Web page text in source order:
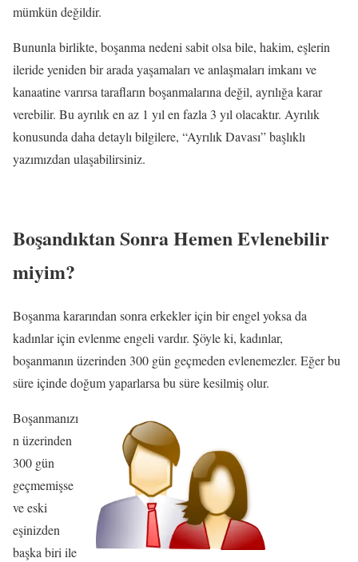
mümkün değildir.
Bununla birlikte, boşanma nedeni sabit olsa bile, hakim, eşlerin
ileride yeniden bir arada yaşamaları ve anlaşmaları imkanı ve
kanaatine varırsa tarafların boşanmalarına değil, ayrılığa karar
verebilir. Bu ayrılık en az 1 yıl en fazla 3 yıl olacaktır. Ayrılık
konusunda daha detaylı bilgilere, “Ayrılık Davası” başlıklı
yazımızdan ulaşabilirsiniz.
Boşandıktan Sonra Hemen Evlenebilir
miyim?
Boşanma kararından sonra erkekler için bir engel yoksa da
kadınlar için evlenme engeli vardır. Şöyle ki, kadınlar,
boşanmanın üzerinden 300 gün geçmeden evlenemezler. Eğer bu
süre içinde doğum yaparlarsa bu süre kesilmiş olur.
Boşanmanızı
n üzerinden
300 gün
geçmemişse
ve eski
eşinizden
başka biri ile